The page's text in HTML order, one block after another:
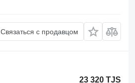
Связаться с продавцом
23 320 TJS